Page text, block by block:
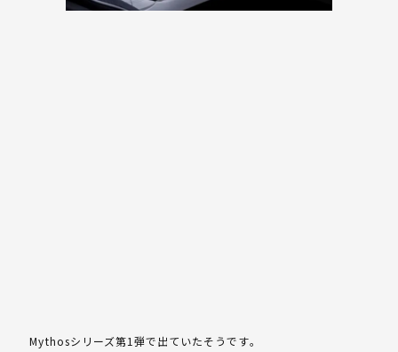
Mythosシリーズ第1弾で出ていたそうです。